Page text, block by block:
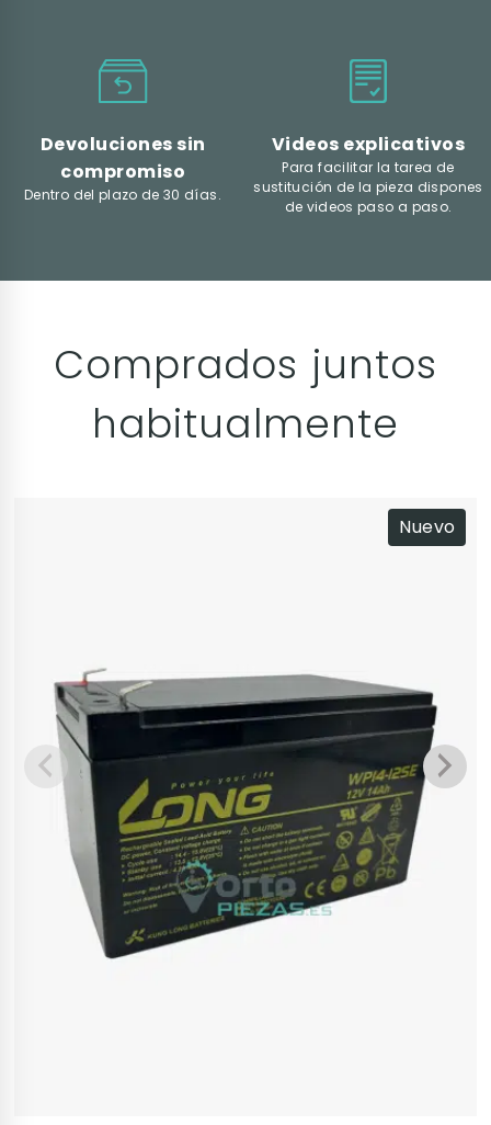
Devoluciones sin
compromiso
Dentro del plazo de 30 días.
Videos explicativos
Para facilitar la tarea de
sustitución de la pieza dispones
de videos paso a paso.
Comprados juntos
habitualmente
Nuevo